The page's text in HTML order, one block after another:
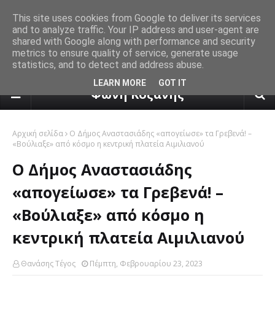
πρόγνωση καιρού από το
Φωνή Κοζάνης
Αρχική σελίδα
Ο Δήμος Αναστασιάδης «απογείωσε» τα Γρεβενά! –
«Βούλιαξε» από κόσμο η κεντρική πλατεία Αιμιλιανού
Ο Δήμος Αναστασιάδης
«απογείωσε» τα Γρεβενά! –
«Βούλιαξε» από κόσμο η
κεντρική πλατεία Αιμιλιανού
Θανάσης Τέγος Πέμπτη, Φεβρουαρίου 23, 2023
This site uses cookies from Google to deliver its services
and to analyze traffic. Your IP address and user-agent are
shared with Google along with performance and security
metrics to ensure quality of service, generate usage
statistics, and to detect and address abuse.
LEARN MORE GOT IT